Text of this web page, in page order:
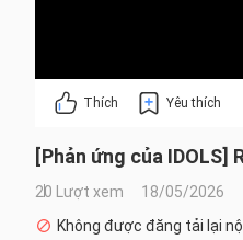
Thích Yêu thích
[Phản ứng của IDOLS]
20 Lượt xem
18/05/2026
Không được đăng tải lại